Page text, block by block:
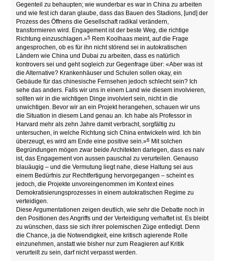
Gegenteil zu behaupten; wie wunderbar es war in China zu arbeiten
und wie fest ich daran glaube, dass das Bauen des Stadions, [und] der
Prozess des Öffnens die Gesellschaft radikal verändern,
transformieren wird. Engagement ist der beste Weg, die richtige
Richtung einzuschlagen.»5 Rem Koolhaas meint, auf die Frage
angesprochen, ob es für ihn nicht störend sei in autokratischen
Ländern wie China und Dubai zu arbeiten, dass es natürlich
kontrovers sei und geht sogleich zur Gegenfrage über: «Aber was ist
die Alternative? Krankenhäuser und Schulen sollen okay, ein
Gebäude für das chinesische Fernsehen jedoch schlecht sein? Ich
sehe das anders. Falls wir uns in einem Land wie diesem involvieren,
sollten wir in die wichtigen Dinge involviert sein, nicht in die
unwichtigen. Bevor wir an ein Projekt herangehen, schauen wir uns
die Situation in diesem Land genau an. Ich habe als Professor in
Harvard mehr als zehn Jahre damit verbracht, sorgfältig zu
untersuchen, in welche Richtung sich China entwickeln wird. Ich bin
überzeugt, es wird am Ende eine positive sein.»6 Mit solchen
Begründungen mögen zwar beide Architekten darlegen, dass es naiv
ist, das Engagement von aussen pauschal zu verurteilen. Genauso
blauäugig – und die Vermutung liegt nahe, diese Haltung sei aus
einem Bedürfnis zur Rechtfertigung hervorgegangen – scheint es
jedoch, die Projekte unvoreingenommen im Kontext eines
Demokratisierungsprozesses in einem autokratischen Regime zu
verteidigen.
Diese Argumentationen zeigen deutlich, wie sehr die Debatte noch in
den Positionen des Angriffs und der Verteidigung verhaftet ist. Es bleibt
zu wünschen, dass sie sich ihrer polemischen Züge entledigt. Denn
die Chance, ja die Notwendigkeit, eine kritisch agierende Rolle
einzunehmen, anstatt wie bisher nur zum Reagieren auf Kritik
verurteilt zu sein, darf nicht verpasst werden.